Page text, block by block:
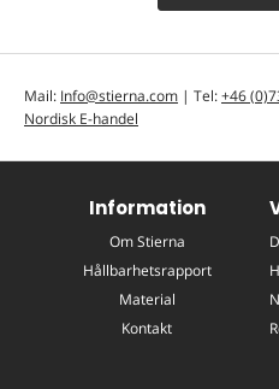
Mail: Info@stierna.com | Tel:+46
Nordisk E-handel
Information
Om Stierna
Hållbarhetsrapport
Material
Kontakt